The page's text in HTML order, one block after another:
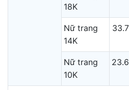
18K
Nữ trang
14K
Nữ trang
10K